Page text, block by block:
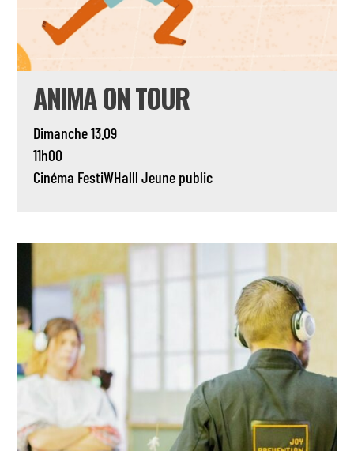
ANIMA ON TOUR
Dimanche 13.09
11h00
Cinéma FestiWHalll Jeune public